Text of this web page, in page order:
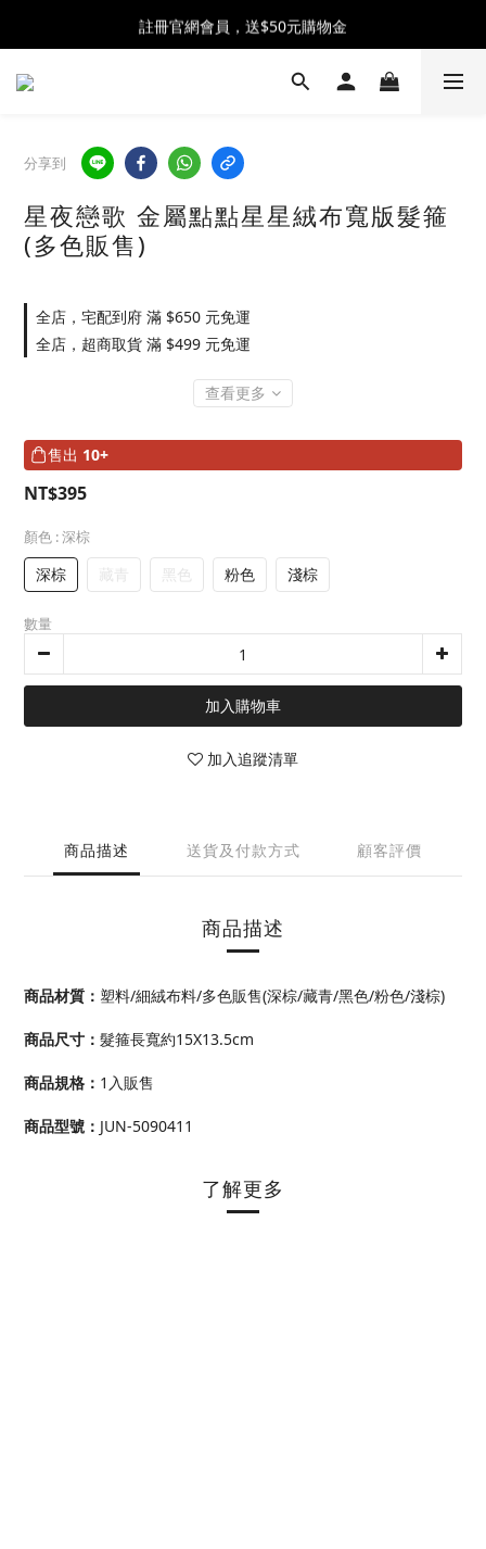
全館消費滿$2500 贈 ♡ 冰淇淋提霸杯 ♡
註冊官網會員，送$50元購物金
全館消費滿$2500 贈 ♡ 冰淇淋提霸杯 ♡
分享到
星夜戀歌 金屬點點星星絨布寬版髮箍
(多色販售)
全店，宅配到府 滿 $650 元免運
全店，超商取貨 滿 $499 元免運
查看更多
售出 10+
NT$395
顏色 : 深棕
深棕 藏青 黑色 粉色 淺棕
數量
加入購物車
加入追蹤清單
商品描述 送貨及付款方式 顧客評價
商品描述
商品材質： 塑料/細絨布料/多色販售(深棕/藏青/黑色/粉色/淺棕)
商品尺寸 ： 髮箍長寬約15X13.5cm
商品規格 ： 1入販售
商品型號 ： JUN-5090411
了解更多